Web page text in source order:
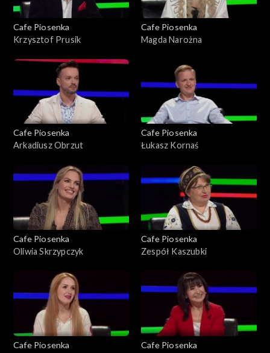
Cafe Piosenka
Krzysztof Prusik
Cafe Piosenka
Magda Narożna
Cafe Piosenka
Arkadiusz Obrzut
Cafe Piosenka
Łukasz Kornaś
Cafe Piosenka
Oliwia Skrzypczyk
Cafe Piosenka
Zespół Kaszubki
Cafe Piosenka
Cafe Piosenka